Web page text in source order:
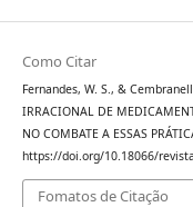
Como Citar
Fernandes, W. S., &
IRRACIONAL DE
NO COMBATE A ESSAS
https://doi.org/10.18066/
Fomatos de Citação